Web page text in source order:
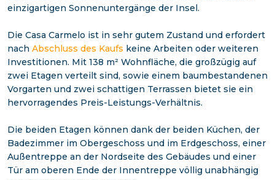
einzigartigen Sonnenuntergänge der Insel.
Die Casa Carmelo ist in sehr gutem Zustand und erfordert
nach Abschluss des Kaufs keine Arbeiten oder weiteren
Investitionen. Mit 138 m² Wohnfläche, die großzügig auf
zwei Etagen verteilt sind, sowie einem baumbestandenen
Vorgarten und zwei schattigen Terrassen bietet sie ein
hervorragendes Preis-Leistungs-Verhältnis.
Die beiden Etagen können dank der beiden Küchen, der
Badezimmer im Obergeschoss und im Erdgeschoss, einer
Außentreppe an der Nordseite des Gebäudes und einer
Tür am oberen Ende der Innentreppe völlig unabhängig